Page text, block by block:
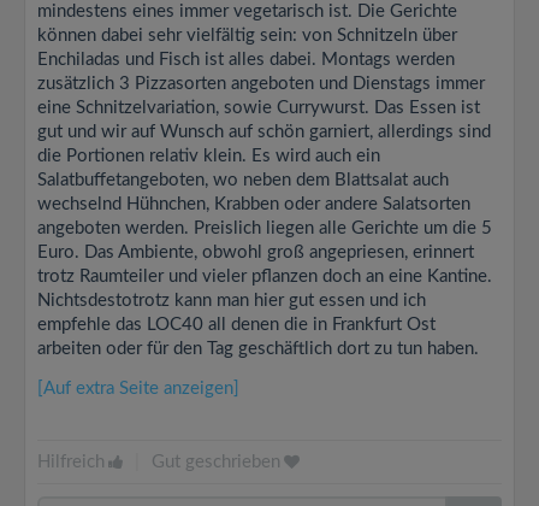
mindestens eines immer vegetarisch ist. Die Gerichte
können dabei sehr vielfältig sein: von Schnitzeln über
Enchiladas und Fisch ist alles dabei. Montags werden
zusätzlich 3 Pizzasorten angeboten und Dienstags immer
eine Schnitzelvariation, sowie Currywurst. Das Essen ist
gut und wir auf Wunsch auf schön garniert, allerdings sind
die Portionen relativ klein. Es wird auch ein
Salatbuffetangeboten, wo neben dem Blattsalat auch
wechselnd Hühnchen, Krabben oder andere Salatsorten
angeboten werden. Preislich liegen alle Gerichte um die 5
Euro. Das Ambiente, obwohl groß angepriesen, erinnert
trotz Raumteiler und vieler pflanzen doch an eine Kantine.
Nichtsdestotrotz kann man hier gut essen und ich
empfehle das LOC40 all denen die in Frankfurt Ost
arbeiten oder für den Tag geschäftlich dort zu tun haben.
[Auf extra Seite anzeigen]
Hilfreich Gut geschrieben